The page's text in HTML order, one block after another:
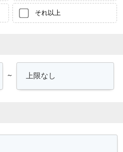
それ以上
～